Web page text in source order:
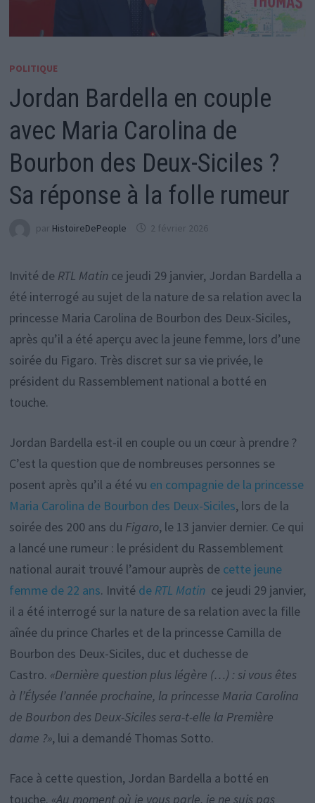
POLITIQUE
Jordan Bardella en couple
avec Maria Carolina de
Bourbon des Deux-Siciles ?
Sa réponse à la folle rumeur
par HistoireDePeople 2 février 2026
Invité de RTL Matin ce jeudi 29 janvier, Jordan Bardella a
été interrogé au sujet de la nature de sa relation avec la
princesse Maria Carolina de Bourbon des Deux-Siciles,
après qu’il a été aperçu avec la jeune femme, lors d’une
soirée du Figaro. Très discret sur sa vie privée, le
président du Rassemblement national a botté en
touche.
Jordan Bardella est-il en couple ou un cœur à prendre ?
C’est la question que de nombreuses personnes se
posent après qu’il a été vu en compagnie de la princesse
Maria Carolina de Bourbon des Deux-Siciles, lors de la
soirée des 200 ans du Figaro, le 13 janvier dernier. Ce qui
a lancé une rumeur : le président du Rassemblement
national aurait trouvé l’amour auprès de cette jeune
femme de 22 ans. Invité de RTL Matince jeudi 29 janvier,
il a été interrogé sur la nature de sa relation avec la fille
aînée du prince Charles et de la princesse Camilla de
Bourbon des Deux-Siciles, duc et duchesse de
Castro. «Dernière question plus légère (…) : si vous êtes
à l’Élysée l’année prochaine, la princesse Maria Carolina
de Bourbon des Deux-Siciles sera-t-elle la Première
dame ?», lui a demandé Thomas Sotto.
Face à cette question, Jordan Bardella a botté en
touche. «Au moment où je vous parle, je ne suis pas